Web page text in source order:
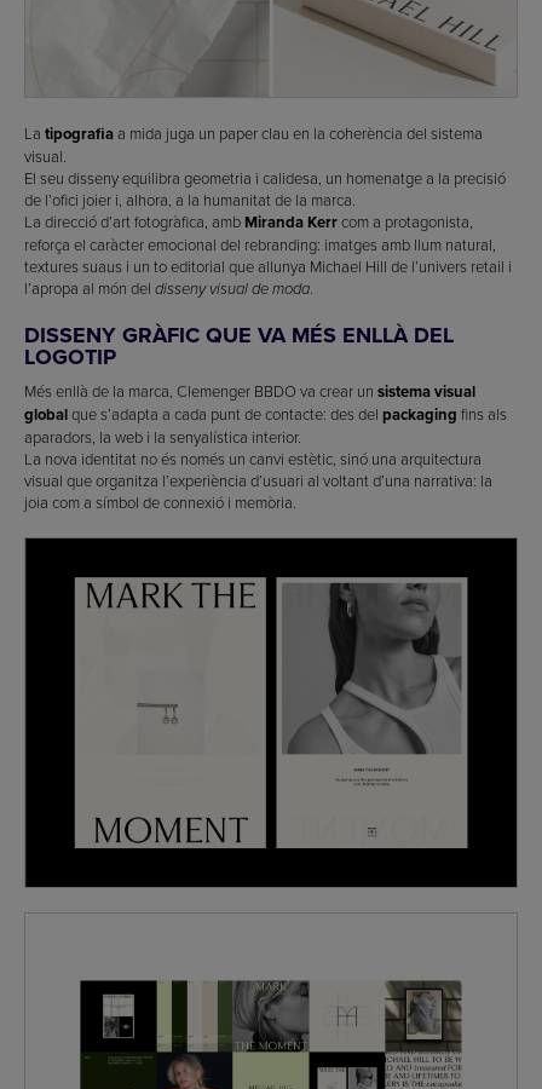
La tipografiaa mida juga un paper clau en la coherència del sistema
visual.
El seu disseny equilibra geometria i calidesa, un homenatge a la precisió
de l’ofici joier i, alhora, a la humanitat de la marca.
La direcció d’art fotogràfica, amb Miranda Kerrcom a protagonista,
reforça el caràcter emocional del rebranding: imatges amb llum natural,
textures suaus i un to editorial que allunya Michael Hill de l’univers retail i
l’apropa al món del disseny visual de moda.
DISSENY GRÀFIC QUE VA MÉS ENLLÀ DEL
LOGOTIP
Més enllà de la marca, Clemenger BBDO va crear un sistema visual
globalque s’adapta a cada punt de contacte: des del packaging fins als
aparadors, la web i la senyalística interior.
La nova identitat no és només un canvi estètic, sinó una arquitectura
visual que organitza l’experiència d’usuari al voltant d’una narrativa: la
joia com a símbol de connexió i memòria.